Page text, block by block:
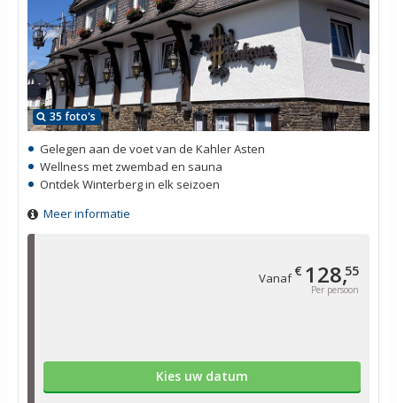
Vanaf€ 128,55
Per persoon
Kies uw datum
35 foto's
Gelegen aan de voet van de Kahler Asten
Wellness met zwembad en sauna
Ontdek Winterberg in elk seizoen
Meer informatie